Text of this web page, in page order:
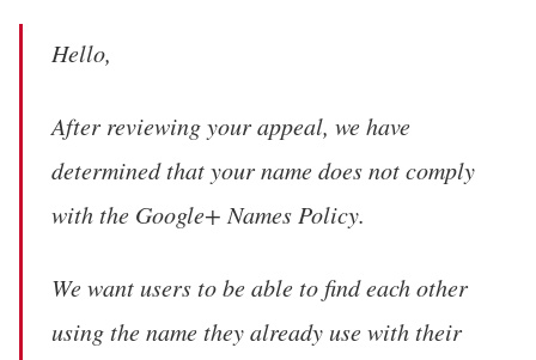
Hello,
After reviewing your appeal, we have
determined that your name does not comply
with the Google+ Names Policy.
We want users to be able to find each other
using the name they already use with their